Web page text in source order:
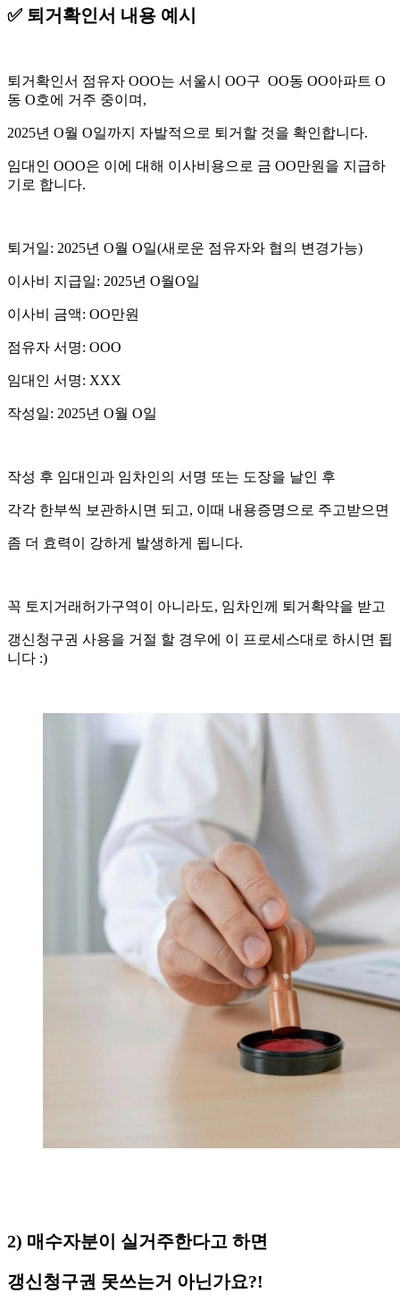
✅️ 퇴거확인서 내용 예시
퇴거확인서 점유자 OOO는 서울시 OO구 OO동 OO아파트 O
동 O호에 거주 중이며,
2025년 O월 O일까지 자발적으로 퇴거할 것을 확인합니다.
임대인 OOO은 이에 대해 이사비용으로 금 OO만원을 지급하
기로 합니다.
퇴거일: 2025년 O월 O일(새로운 점유자와 협의 변경가능)
이사비 지급일: 2025년 O월O일
이사비 금액: OO만원
점유자 서명: OOO
임대인 서명: XXX
작성일: 2025년 O월 O일
작성 후 임대인과 임차인의 서명 또는 도장을 날인 후
각각 한부씩 보관하시면 되고, 이때 내용증명으로 주고받으면
좀 더 효력이 강하게 발생하게 됩니다.
꼭 토지거래허가구역이 아니라도, 임차인께 퇴거확약을 받고
갱신청구권 사용을 거절 할 경우에 이 프로세스대로 하시면 됩
니다 :)
2) 매수자분이 실거주한다고 하면
갱신청구권 못쓰는거 아닌가요?!